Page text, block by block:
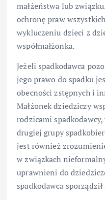
małżeństwa lub
ochronę praw
wykluczeniu dzieci z
współmałżonka.
Jeżeli spadkodawca
jego prawo do spadku
obecności zstępnych i
Małżonek dziedziczy
rodzicami
drugiej grupy
jest również
w związkach
uprawnieni do
spadkodawca